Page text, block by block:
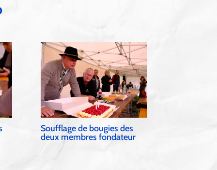
Soufflage de bougies des
deux membres fondateur